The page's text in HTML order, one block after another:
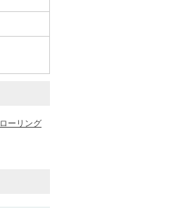
ーリング